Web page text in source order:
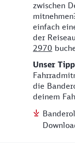
zwischen
einfach
der
2970
Unser
die
deinem